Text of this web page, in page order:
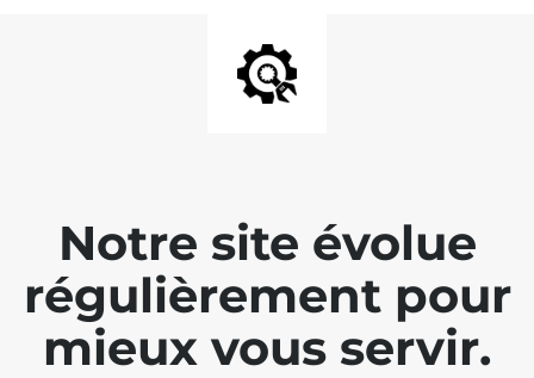
Notre site évolue
régulièrement pour
mieux vous servir.